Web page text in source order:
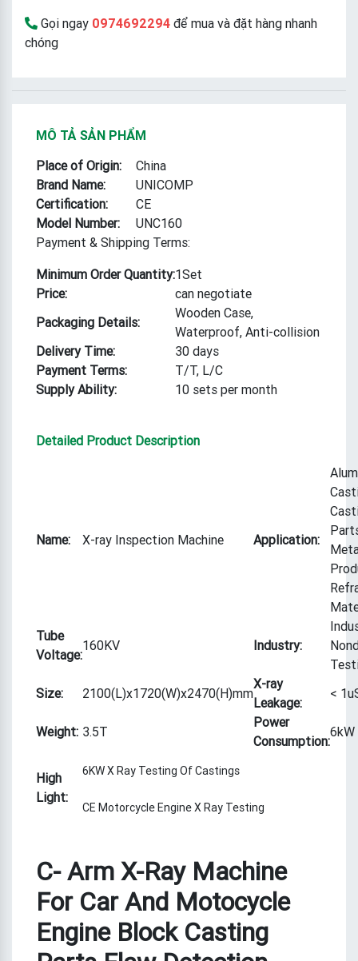
Gọi ngay 0974692294 để mua và đặt hàng nhanh
chóng
MÔ TẢ SẢN PHẨM
Place of Origin:
China
Brand Name:
UNICOMP
Certification:
CE
Model Number:
UNC160
Payment & Shipping Terms:
Minimum Order Quantity:1Set
Price:
can negotiate
Packaging Details:
Wooden Case,
Waterproof, Anti-collision
Delivery Time:
30 days
Payment Terms:
T/T, L/C
Supply Ability:
10 sets per month
Detailed Product Description
Name: X-ray Inspection Machine Application:
Tube
Voltage:
160KV Industry:
Size:
2100(L)x1720(W)x2470(H)mm
X-ray
Leakage:
<
Weight: 3.5T
Power
Consumption:
6kW
High
Light:
6KW X Ray Testing Of Castings
CE Motorcycle Engine X Ray Testing
C- Arm X-Ray Machine
For Car And Motocycle
Engine Block Casting